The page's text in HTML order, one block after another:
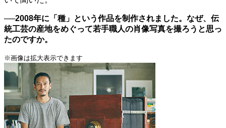
──2008年に「種」という作品を制作されました。なぜ、伝
統工芸の産地をめぐって若手職人の肖像写真を撮ろうと思っ
たのですか。
※画像は拡大表示できます